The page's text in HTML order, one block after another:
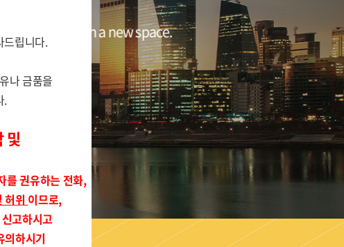
드립니다.
나 금품을
.
및
를 권유하는 전화,
허위 이므로,
고하시고
의하시기
built in a new space.